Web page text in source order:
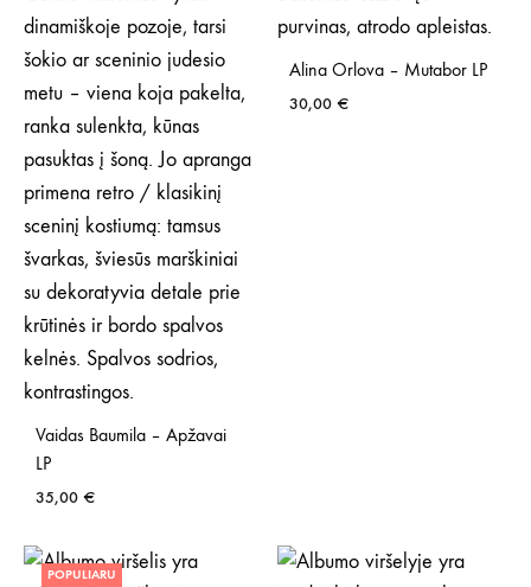
Vaidas Baumila – Apžavai
LP
35,00 €
Alina Orlova – Mutabor LP
30,00 €
POPULIARU